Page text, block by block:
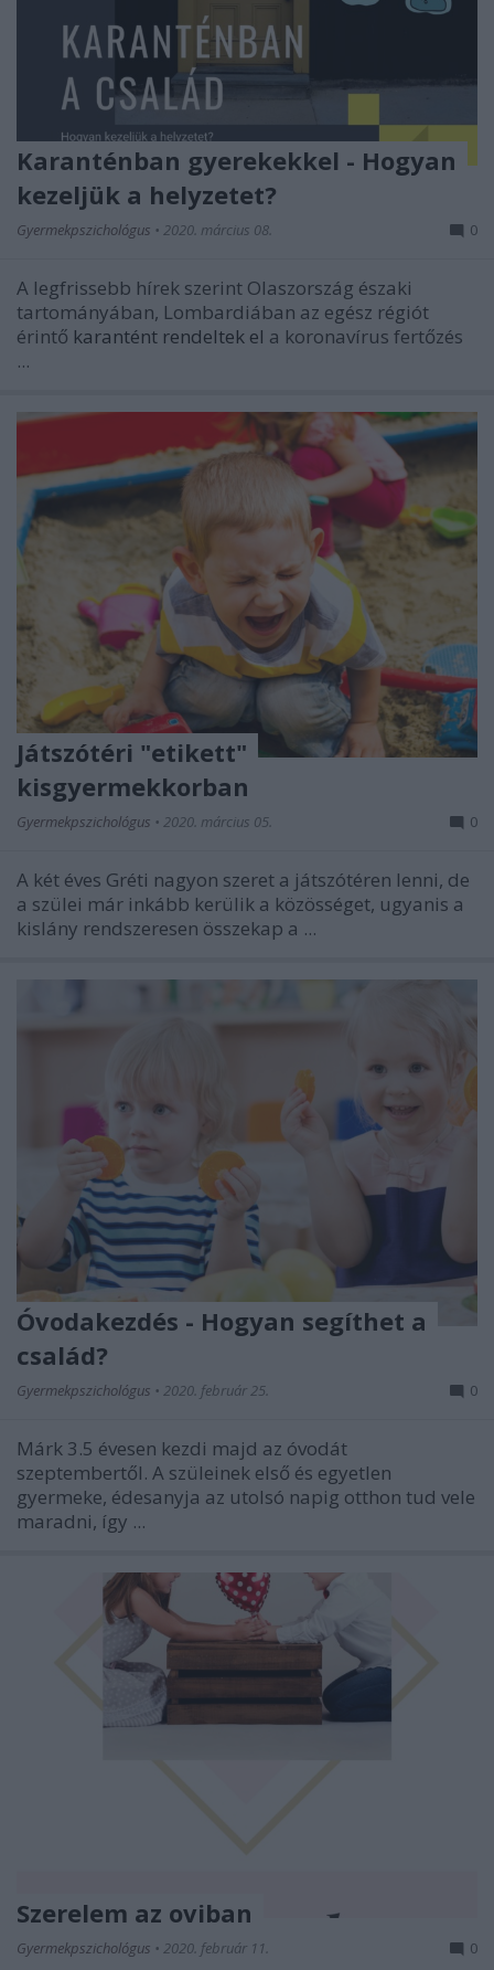
Karanténban gyerekekkel - Hogyan
kezeljük a helyzetet?
Gyermekpszichológus • 2020. március 08. 0
A legfrissebb hírek szerint Olaszország északi
tartományában, Lombardiában az egész régiót
érintő karantént rendeltek el a koronavírus fertőzés
...
Játszótéri "etikett"
kisgyermekkorban
Gyermekpszichológus • 2020. március 05. 0
A két éves Gréti nagyon szeret a játszótéren lenni, de
a szülei már inkább kerülik a közösséget, ugyanis a
kislány rendszeresen összekap a ...
Óvodakezdés - Hogyan segíthet a
család?
Gyermekpszichológus • 2020. február 25. 0
Márk 3.5 évesen kezdi majd az óvodát
szeptembertől. A szüleinek első és egyetlen
gyermeke, édesanyja az utolsó napig otthon tud vele
maradni, így ...
Szerelem az oviban
Gyermekpszichológus • 2020. február 11. 0